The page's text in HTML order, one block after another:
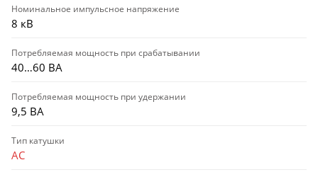
Номинальное импульсное напряжение
8 кВ
Потребляемая мощность при срабатывании
40…60 ВА
Потребляемая мощность при удержании
9,5 ВА
Тип катушки
AC